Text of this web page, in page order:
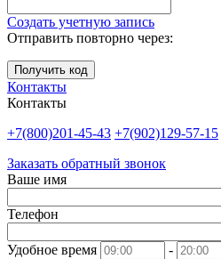
Создать учетную запись
Отправить повторно через:
Получить код
Контакты
Контакты
+7(800)201-45-43 +7(902)129-57-15
Заказать обратный звонок
Ваше имя
Телефон
Удобное время
-